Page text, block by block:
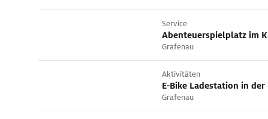
Service
Grafenau
Aktivitäten
E-Bike Ladestation in
Grafenau